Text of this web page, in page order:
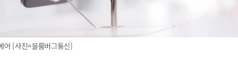
어 [사진=블룸버그통신]